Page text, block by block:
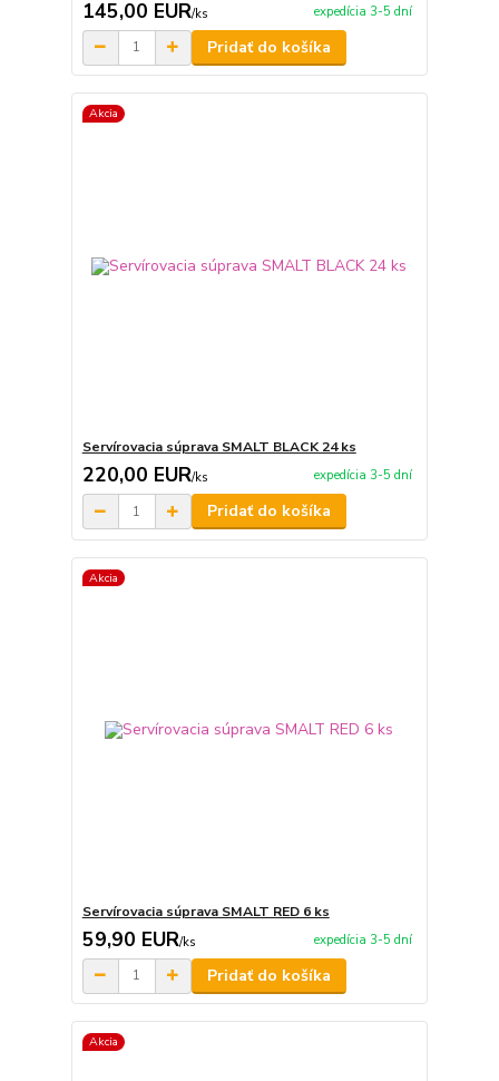
145,00 EUR/ks expedícia 3-5 dní
Pridať do košíka
Akcia
Servírovacia súprava SMALT BLACK 24 ks
220,00 EUR/ks expedícia 3-5 dní
Pridať do košíka
Akcia
Servírovacia súprava SMALT RED 6 ks
59,90 EUR/ks expedícia 3-5 dní
Pridať do košíka
Akcia